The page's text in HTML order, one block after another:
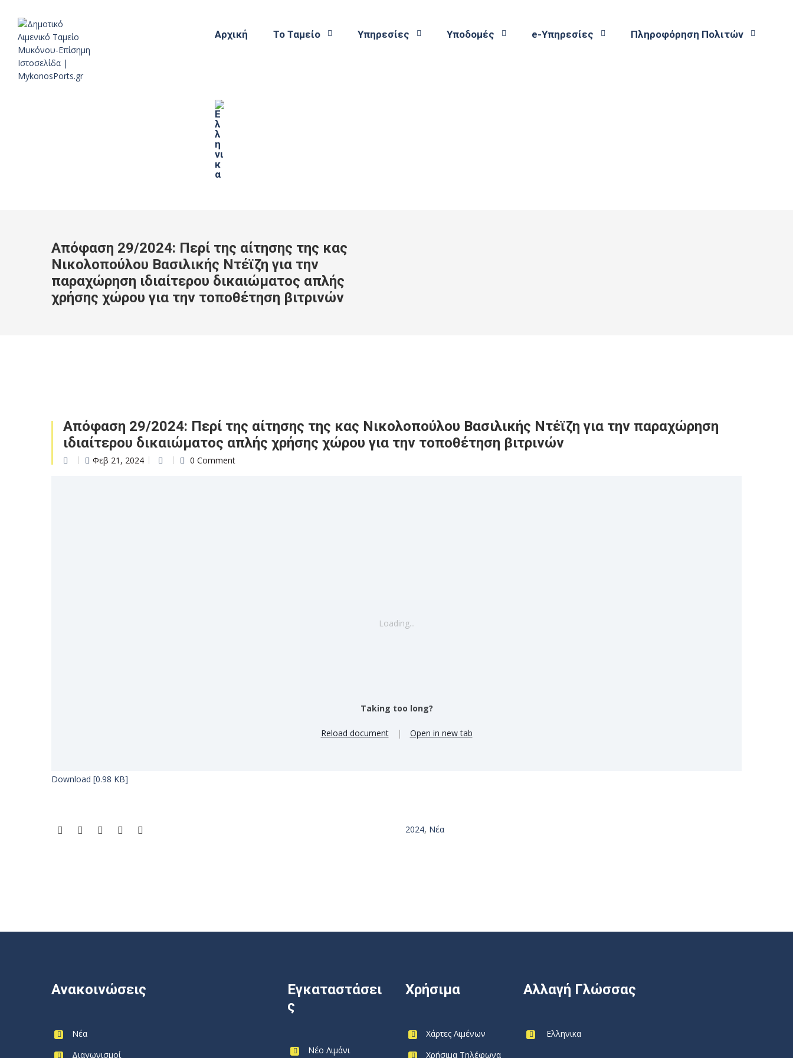
Αρχική Το Ταμείο Υπηρεσίες Υποδομές e-Υπηρεσίες Πληροφόρηση Πολιτών
Απόφαση 29/2024: Περί της αίτησης της κας
Νικολοπούλου Βασιλικής Ντέϊζη για την
παραχώρηση ιδιαίτερου δικαιώματος απλής
χρήσης χώρου για την τοποθέτηση βιτρινών
Απόφαση 29/2024: Περί της αίτησης της κας Νικολοπούλου Βασιλικής Ντέϊζη για την παραχώρηση
ιδιαίτερου δικαιώματος απλής χρήσης χώρου για την τοποθέτηση βιτρινών
Φεβ 21, 2024 0 Comment
Loading...
Taking too long?
Reload document | Open in new tab
Download [0.98 KB]
2024, Νέα
Ανακοινώσεις
Νέα
Διαγωνισμοί
Εγκαταστάσει
ς
Νέο Λιμάνι
Χρήσιμα
Χάρτες Λιμένων
Χρήσιμα Τηλέφωνα
Αλλαγή Γλώσσας
Ελληνικα